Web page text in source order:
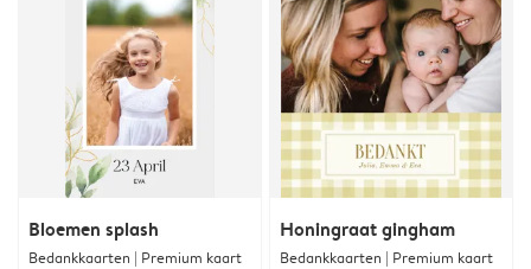
Bloemen splash
Bedankkaarten | Premium kaart
Honingraat gingham
Bedankkaarten | Premium kaart